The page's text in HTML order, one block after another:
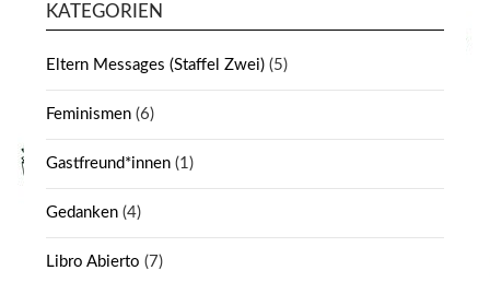
KATEGORIEN
Eltern Messages (Staffel Zwei) (5)
Feminismen (6)
Gastfreund*innen (1)
Gedanken (4)
Libro Abierto (7)